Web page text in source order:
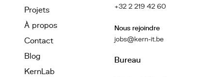
Projets
À propos
Contact
Blog
KernLab
+32 2 219 42 60
Nous rejoindre
jobs@kern-it.be
Bureau